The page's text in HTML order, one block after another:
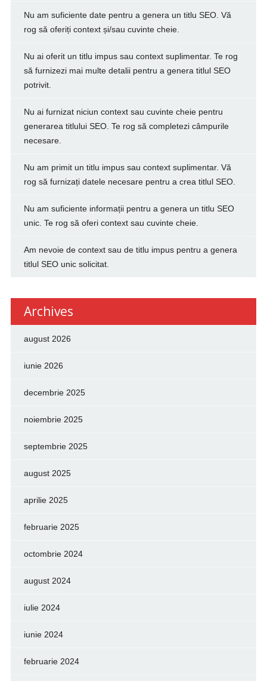
Nu am suficiente date pentru a genera un titlu SEO. Vă
rog să oferiți context și/sau cuvinte cheie.
Nu ai oferit un titlu impus sau context suplimentar. Te rog
să furnizezi mai multe detalii pentru a genera titlul SEO
potrivit.
Nu ai furnizat niciun context sau cuvinte cheie pentru
generarea titlului SEO. Te rog să completezi câmpurile
necesare.
Nu am primit un titlu impus sau context suplimentar. Vă
rog să furnizați datele necesare pentru a crea titlul SEO.
Nu am suficiente informații pentru a genera un titlu SEO
unic. Te rog să oferi context sau cuvinte cheie.
Am nevoie de context sau de titlu impus pentru a genera
titlul SEO unic solicitat.
Archives
august 2026
iunie 2026
decembrie 2025
noiembrie 2025
septembrie 2025
august 2025
aprilie 2025
februarie 2025
octombrie 2024
august 2024
iulie 2024
iunie 2024
februarie 2024